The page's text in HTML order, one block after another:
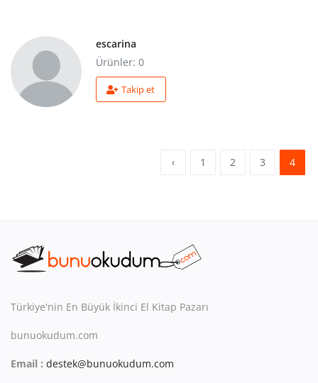
escarina
Ürünler: 0
Takip et
‹ 1 2 3 4
Türkiye'nin En Büyük İkinci El Kitap Pazarı
bunuokudum.com
Email : destek@bunuokudum.com